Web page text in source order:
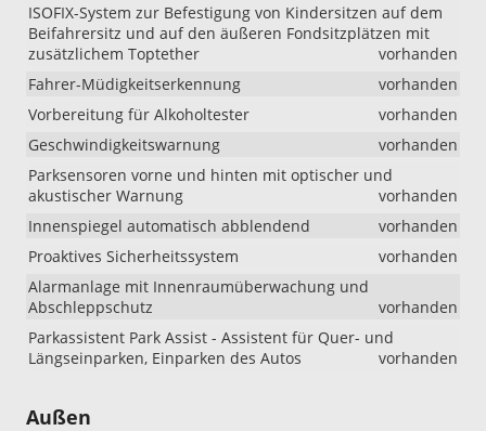
ISOFIX-System zur Befestigung von Kindersitzen auf dem
Beifahrersitz und auf den äußeren Fondsitzplätzen mit
zusätzlichem Toptether
vorhanden
Fahrer-Müdigkeitserkennung
vorhanden
Vorbereitung für Alkoholtester
vorhanden
Geschwindigkeitswarnung
vorhanden
Parksensoren vorne und hinten mit optischer und
akustischer Warnung
vorhanden
Innenspiegel automatisch abblendend
vorhanden
Proaktives Sicherheitssystem
vorhanden
Alarmanlage mit Innenraumüberwachung und
Abschleppschutz
vorhanden
Parkassistent Park Assist - Assistent für Quer- und
Längseinparken, Einparken des Autos
vorhanden
Außen